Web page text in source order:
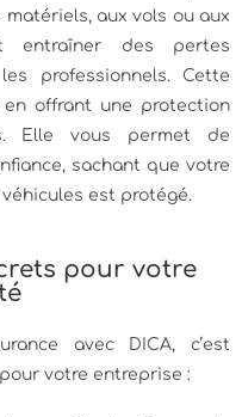
aux vols ou aux
entraîner des pertes
professionnels. Cette
offrant une protection
Elle vous permet de
sachant que votre
est protégé.
pour votre
avec DICA, c’est
votre entreprise :